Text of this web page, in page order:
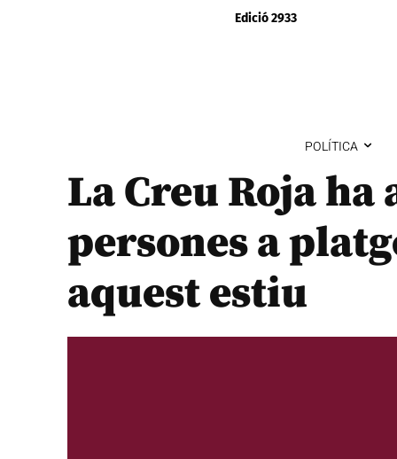
Edició 2933
POLÍTICA
La Creu Roja ha
persones a
aquest estiu